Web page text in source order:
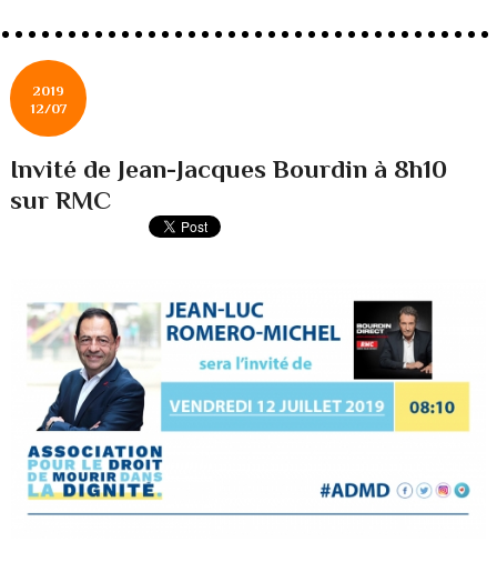
2019
12/07
Invité de Jean-Jacques Bourdin à 8h10
sur RMC